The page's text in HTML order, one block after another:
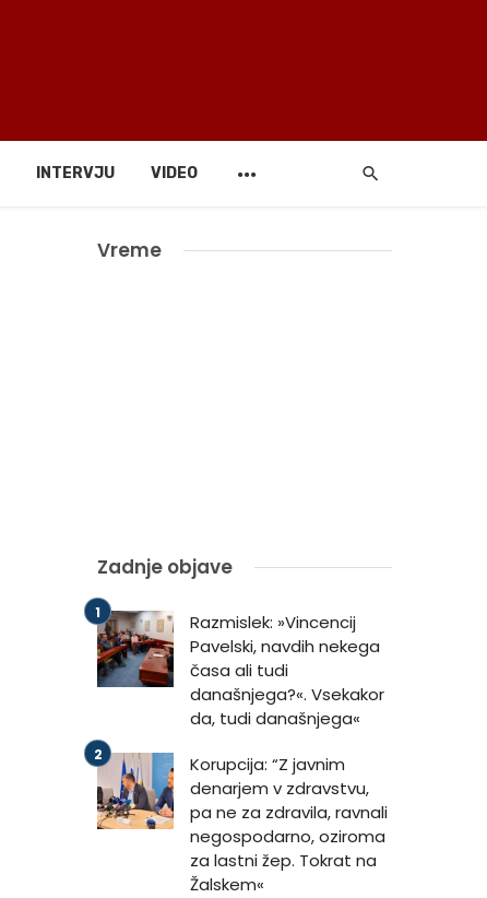
INTERVJU VIDEO
Vreme
Zadnje objave
Razmislek: »Vincencij
Pavelski, navdih nekega
časa ali tudi
današnjega?«. Vsekakor
da, tudi današnjega«
Korupcija: “Z javnim
denarjem v zdravstvu,
pa ne za zdravila, ravnali
negospodarno, oziroma
za lastni žep. Tokrat na
Žalskem«